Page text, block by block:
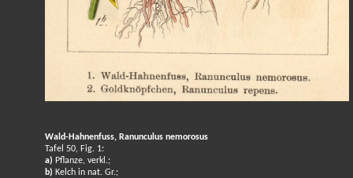
Wald-Hahnenfuss, Ranunculus nemorosus
Tafel 50, Fig. 1:
a) Pflanze, verkl.;
b) Kelch in nat. Gr.;